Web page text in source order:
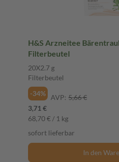
H&S Arzneitee
Filterbeutel
20X2.7 g
Filterbeutel
-34%
AVP: 5,66 €
3,71 €
68,70 € / 1 kg
sofort lieferbar
In den